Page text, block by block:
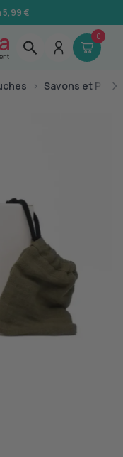
5,99 €
0
› Savons et Pains